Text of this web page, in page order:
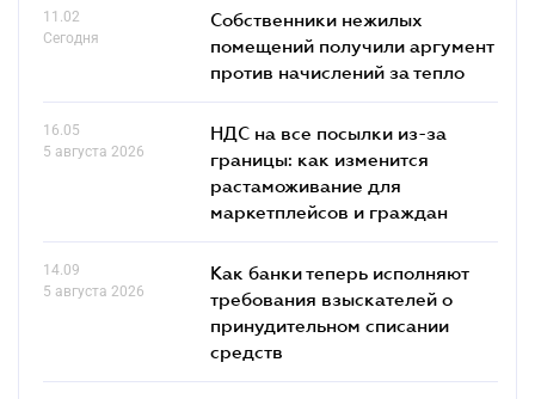
11.02
Сегодня
Собственники нежилых
помещений получили аргумент
против начислений за тепло
16.05
5 августа 2026
НДС на все посылки из-за
границы: как изменится
растаможивание для
маркетплейсов и граждан
14.09
5 августа 2026
Как банки теперь исполняют
требования взыскателей о
принудительном списании
средств